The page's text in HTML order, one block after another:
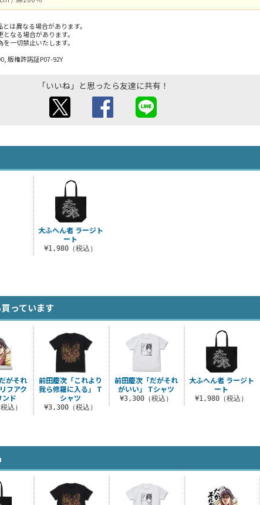
は異なる場合があります。
なる場合があります。
一切禁止いたします。
版権許諾証P07-92Y
「いいね」と思ったら友達に共有！
大ふへん者 ラージト
ート
¥1,980（税込）
っています
前田慶次「これより
我ら修羅に入る」 T
シャツ
¥3,300（税込）
前田慶次「だがそれ
がいい」 Tシャツ
¥3,300（税込）
大ふへん者 ラージト
ート
¥1,980（税込）
がそれ
フアク
ンド
込）